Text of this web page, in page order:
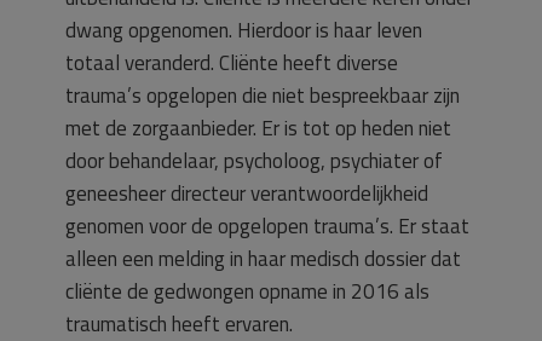
dwang opgenomen. Hierdoor is haar leven
totaal veranderd. Cliënte heeft diverse
trauma’s opgelopen die niet bespreekbaar zijn
met de zorgaanbieder. Er is tot op heden niet
door behandelaar, psycholoog, psychiater of
geneesheer directeur verantwoordelijkheid
genomen voor de opgelopen trauma’s. Er staat
alleen een melding in haar medisch dossier dat
cliënte de gedwongen opname in 2016 als
traumatisch heeft ervaren.